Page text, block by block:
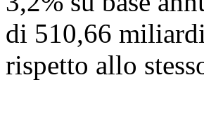
di 510,66
rispetto allo